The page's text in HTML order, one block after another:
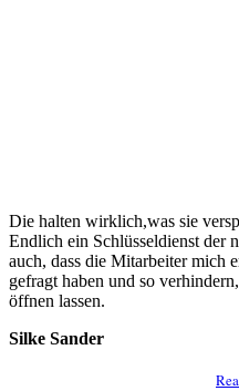
Die halten wirklich,was sie
Endlich ein Schlüsseldienst der
auch, dass die Mitarbeiter mich
gefragt haben und so
öffnen lassen.
Silke Sander